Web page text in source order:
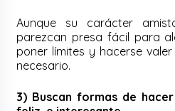
Aunque su carácter
parezcan presa fácil para
poner límites y hacerse
necesario.
3) Buscan formas de